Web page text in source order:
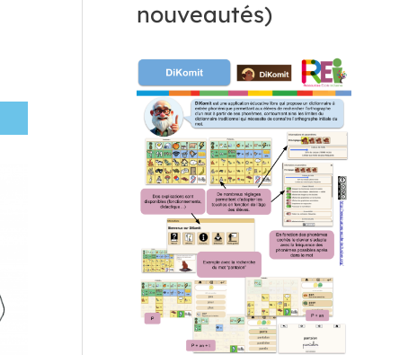
nouveautés)